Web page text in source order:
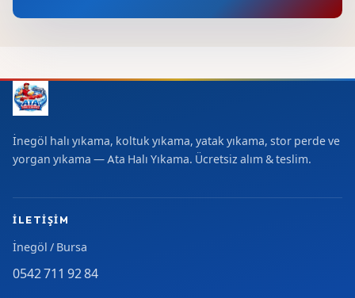
İnegöl halı yıkama, koltuk yıkama, yatak yıkama, stor perde ve
yorgan yıkama — Ata Halı Yıkama. Ücretsiz alım & teslim.
İLETIŞIM
İnegöl / Bursa
0542 711 92 84